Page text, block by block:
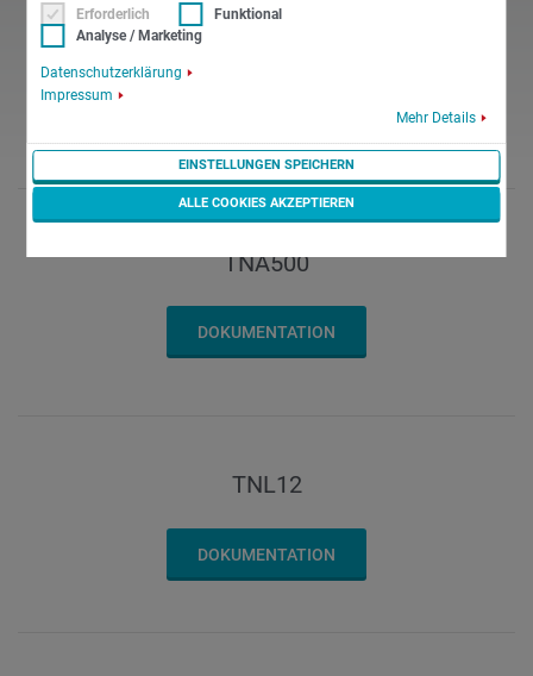
Erforderlich
Funktional
Analyse / Marketing
Datenschutzerklärung
Impressum
Mehr Details
EINSTELLUNGEN SPEICHERN
ALLE COOKIES AKZEPTIEREN
TNA500
DOKUMENTATION
TNL12
DOKUMENTATION